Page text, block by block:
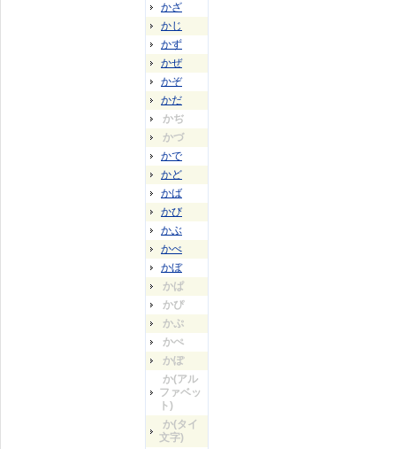
かざ
かじ
かず
かぜ
かぞ
かだ
かぢ
かづ
かで
かど
かば
かび
かぶ
かべ
かぼ
かぱ
かぴ
かぷ
かぺ
かぽ
か(アル
ファベッ
ト)
か(タイ
文字)